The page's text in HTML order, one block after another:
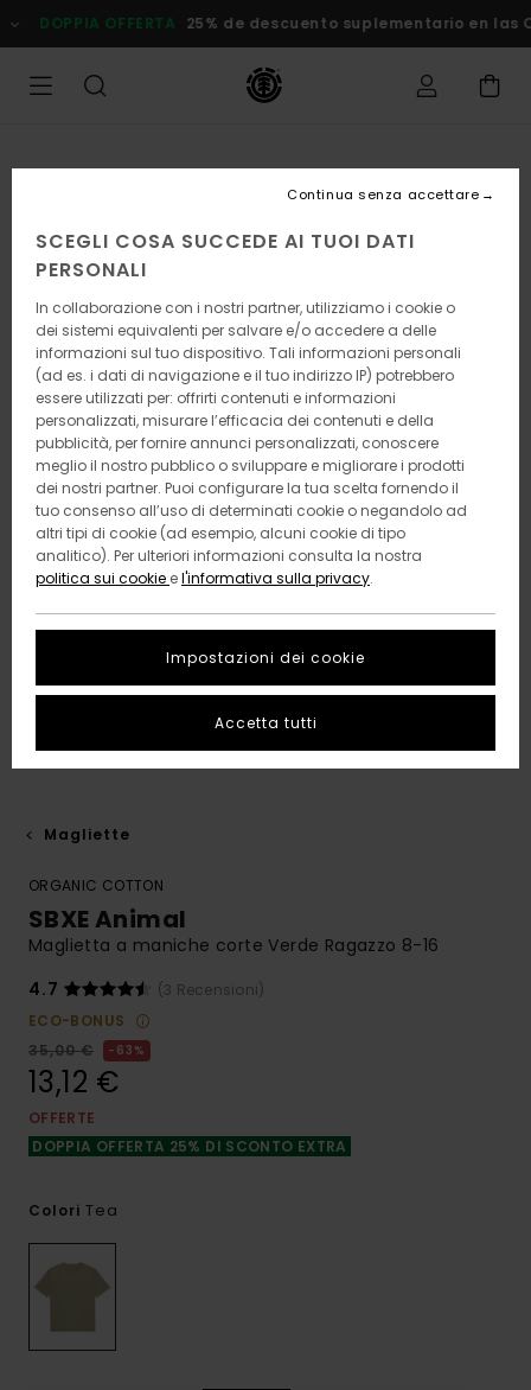
alle
informazioni
prodotto
DOPPIA OFFERTA 25% de descuento suplementario en las
Magliette
ORGANIC COTTON
SBXE Animal
Maglietta a maniche corte Verde Ragazzo 8-16
4.7
(3 Recensioni)
ECO-BONUS
35,00 €
63%
13,12 €
OFFERTE
DOPPIA OFFERTA 25% DI SCONTO EXTRA
Colori Tea
SCEGLI COSA SUCCEDE AI TUOI DATI
PERSONALI
In collaborazione con i nostri partner, utilizziamo i cookie o
dei sistemi equivalenti per salvare e/o accedere a delle
informazioni sul tuo dispositivo. Tali informazioni personali
(ad es. i dati di navigazione e il tuo indirizzo IP) potrebbero
essere utilizzati per: offrirti contenuti e informazioni
personalizzati, misurare l’efficacia dei contenuti e della
pubblicità, per fornire annunci personalizzati, conoscere
meglio il nostro pubblico o sviluppare e migliorare i prodotti
dei nostri partner. Puoi configurare la tua scelta fornendo il
tuo consenso all’uso di determinati cookie o negandolo ad
altri tipi di cookie (ad esempio, alcuni cookie di tipo
analitico). Per ulteriori informazioni consulta la nostra
politica sui cookie el'informativa sulla privacy.
Impostazioni dei cookie
Continua senza accettare
Accetta tutti